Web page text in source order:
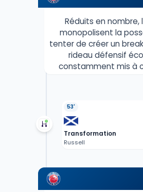
Réduits en nombre,
monopolisent la
tenter de créer un
rideau défensif
constamment mis à
53'
Transformation
Russell